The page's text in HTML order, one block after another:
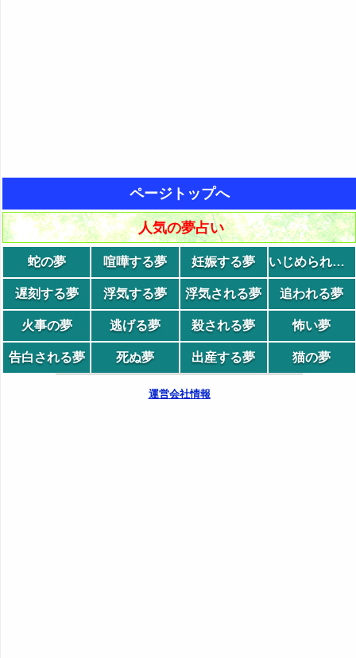
ページトップへ
人気の夢占い
蛇の夢 喧嘩する夢 妊娠する夢 いじめられる夢
遅刻する夢 浮気する夢 浮気される夢 追われる夢
火事の夢 逃げる夢 殺される夢 怖い夢
告白される夢 死ぬ夢 出産する夢 猫の夢
運営会社情報